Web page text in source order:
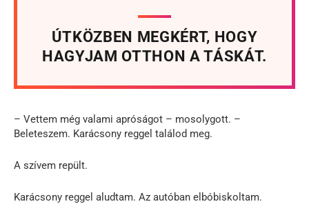
ÚTKÖZBEN MEGKÉRT, HOGY
HAGYJAM OTTHON A TÁSKÁT.
– Vettem még valami apróságot – mosolygott. –
Beleteszem. Karácsony reggel találod meg.
A szívem repült.
Karácsony reggel aludtam. Az autóban elbóbiskoltam.